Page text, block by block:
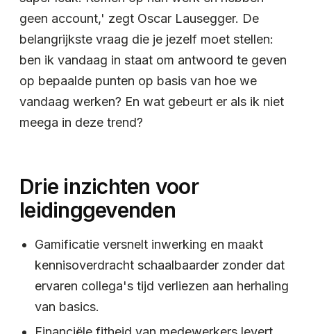
geen account,' zegt Oscar Lausegger. De
belangrijkste vraag die je jezelf moet stellen:
ben ik vandaag in staat om antwoord te geven
op bepaalde punten op basis van hoe we
vandaag werken? En wat gebeurt er als ik niet
meega in deze trend?
Drie inzichten voor
leidinggevenden
Gamificatie versnelt inwerking en maakt
kennisoverdracht schaalbaarder zonder dat
ervaren collega's tijd verliezen aan herhaling
van basics.